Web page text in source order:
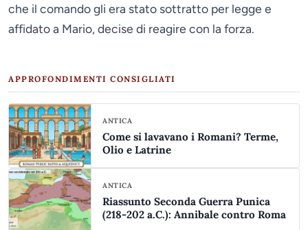
che il comando gli era stato sottratto per legge e
affidato a Mario, decise di reagire con la forza.
APPROFONDIMENTI CONSIGLIATI
ANTICA
Come si lavavano i Romani? Terme,
Olio e Latrine
ANTICA
Riassunto Seconda Guerra Punica
(218-202 a.C.): Annibale contro Roma